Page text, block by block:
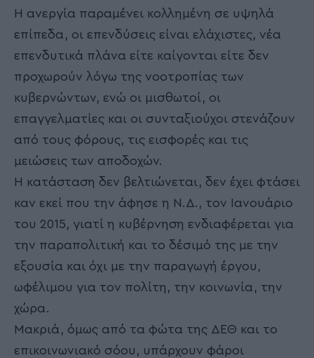
Η ανεργία παραμένει κολλημένη σε υψηλά
επίπεδα, οι επενδύσεις είναι ελάχιστες, νέα
επενδυτικά πλάνα είτε καίγονται είτε δεν
προχωρούν λόγω της νοοτροπίας των
κυβερνώντων, ενώ οι μισθωτοί, οι
επαγγελματίες και οι συνταξιούχοι στενάζουν
από τους φόρους, τις εισφορές και τις
μειώσεις των αποδοχών.
Η κατάσταση δεν βελτιώνεται, δεν έχει φτάσει
καν εκεί που την άφησε η Ν.Δ., τον Ιανουάριο
του 2015, γιατί η κυβέρνηση ενδιαφέρεται για
την παραπολιτική και το δέσιμό της με την
εξουσία και όχι με την παραγωγή έργου,
ωφέλιμου για τον πολίτη, την κοινωνία, την
χώρα.
Μακριά, όμως από τα φώτα της ΔΕΘ και το
επικοινωνιακό σόου, υπάρχουν φάροι